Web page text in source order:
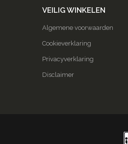
VEILIG WINKELEN
Algemene voorwaarden
Cookieverklaring
Privacyverklaring
Disclaimer